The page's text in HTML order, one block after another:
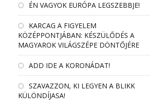
ÉN VAGYOK EURÓPA LEGSZEBBJE!
KARCAG A FIGYELEM
KÖZÉPPONTJÁBAN: KÉSZÜLŐDÉS A
MAGYAROK VILÁGSZÉPE DÖNTŐJÉRE
ADD IDE A KORONÁDAT!
SZAVAZZON, KI LEGYEN A BLIKK
KÜLÖNDÍJASA!